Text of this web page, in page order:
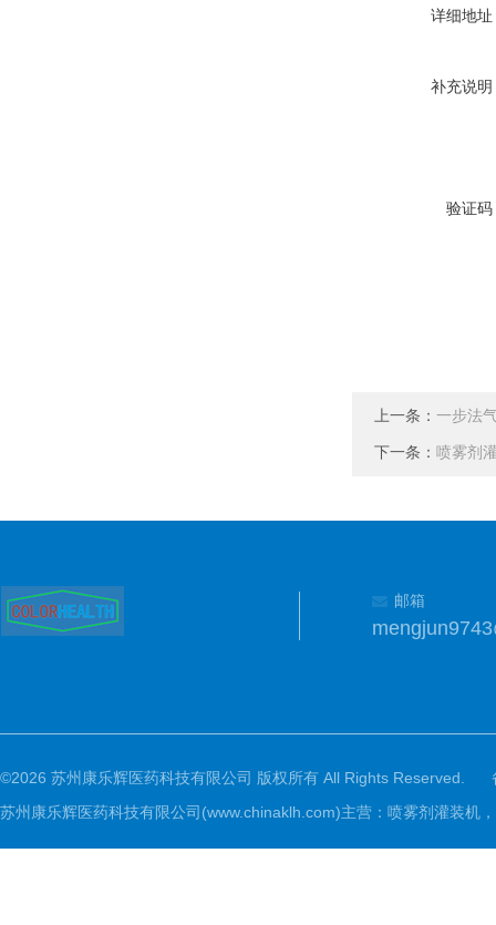
详细地址
补充说明
验证码
上一条： 一步法
下一条： 喷雾剂
邮箱
©2026 苏州康乐辉医药科技有限公司 版权所有 All Rights Reserved.
苏州康乐辉医药科技有限公司(www.chinaklh.com)主营：喷雾剂灌装机